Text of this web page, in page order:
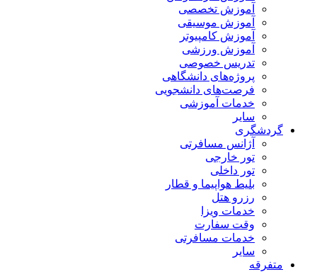
آموزش تخصصی
آموزش موسیقی
آموزش کامپیوتر
آموزش ورزشی
تدریس خصوصی
پروژه‌های دانشگاهی
فرصت‌های دانشجویی
خدمات آموزشی
سایر
گردشگری
آژانس مسافرتی
تور خارجی
تور داخلی
بلیط هواپیما و قطار
رزرو هتل
خدمات ویزا
وقت سفارت
خدمات مسافرتی
سایر
متفرقه